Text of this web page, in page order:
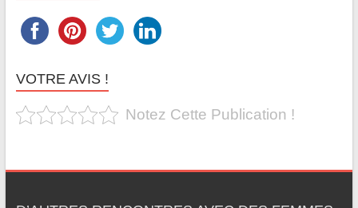
VOTRE AVIS !
Notez Cette Publication !